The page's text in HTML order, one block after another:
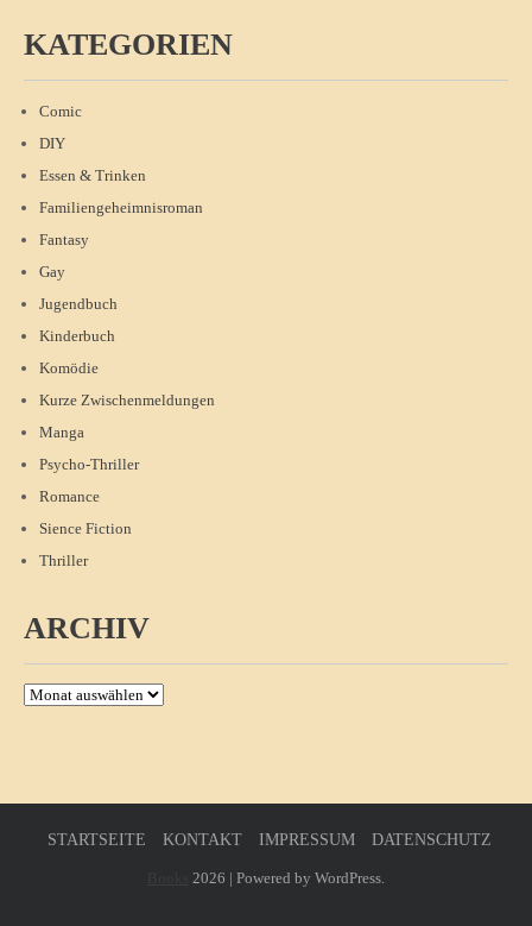
KATEGORIEN
Comic
DIY
Essen & Trinken
Familiengeheimnisroman
Fantasy
Gay
Jugendbuch
Kinderbuch
Komödie
Kurze Zwischenmeldungen
Manga
Psycho-Thriller
Romance
Sience Fiction
Thriller
ARCHIV
Archiv
STARTSEITE KONTAKT IMPRESSUM DATENSCHUTZ
2026 | Powered by WordPress.